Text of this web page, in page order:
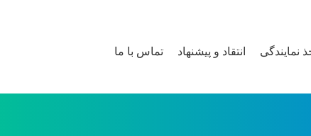
نمایندگی انتقاد و پیشنهاد تماس با ما